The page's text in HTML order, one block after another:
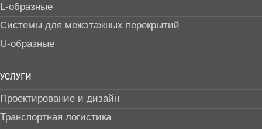
L-образные
Системы для межэтажных перекрытий
U-образные
УСЛУГИ
Проектирование и дизайн
Транспортная логистика